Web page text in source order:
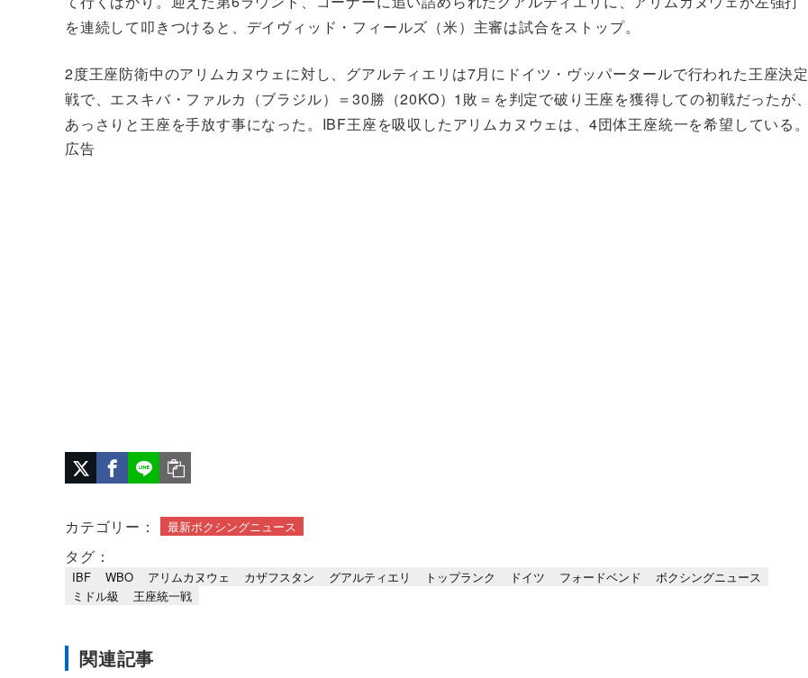
を連続して叩きつけると、デイヴィッド・フィールズ（米）主審は試合をストップ。
2度王座防衛中のアリムカヌウェに対し、グアルティエリは7月にドイツ・ヴッパータールで行われた王座決定
戦で、エスキバ・ファルカ（ブラジル）＝30勝（20KO）1敗＝を判定で破り王座を獲得しての初戦だったが、
あっさりと王座を手放す事になった。IBF王座を吸収したアリムカヌウェは、4団体王座統一を希望している。
広告
カテゴリー： 最新ボクシングニュース
タグ：
IBF WBO アリムカヌウェ カザフスタン グアルティエリ トップランク ドイツ フォードベンド
ボクシングニュース
ミドル級
王座統一戦
関連記事